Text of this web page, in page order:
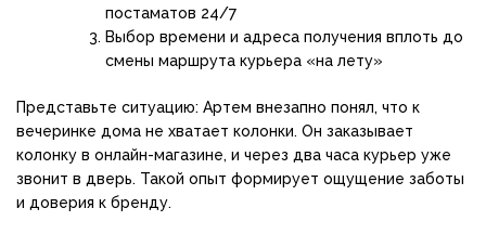
постаматов 24/7
Выбор времени и адреса получения вплоть до
смены маршрута курьера «на лету»
Представьте ситуацию: Артем внезапно понял, что к
вечеринке дома не хватает колонки. Он заказывает
колонку в онлайн-магазине, и через два часа курьер уже
звонит в дверь. Такой опыт формирует ощущение заботы
и доверия к бренду.